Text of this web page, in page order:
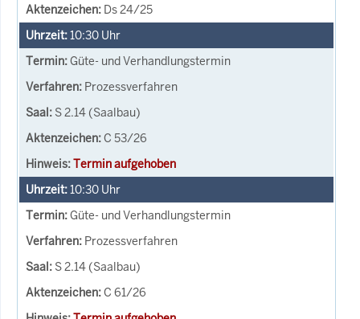
Ds 24/25
10:30 Uhr
Güte- und Verhandlungstermin
Prozessverfahren
S 2.14 (Saalbau)
C 53/26
Termin aufgehoben
10:30 Uhr
Güte- und Verhandlungstermin
Prozessverfahren
S 2.14 (Saalbau)
C 61/26